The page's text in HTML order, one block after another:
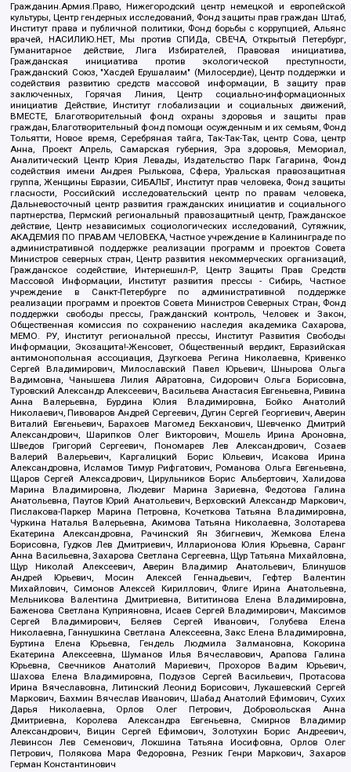
Гражданин.Армия.Право, Нижегородский центр немецкой и европейской
культуры, Центр гендерных исследований, Фонд защиты прав граждан Штаб,
Институт права и публичной политики, Фонд борьбы с коррупцией, Альянс
врачей, НАСИЛИЮ.НЕТ, Мы против СПИДа, СВЕЧА, Открытый Петербург,
Гуманитарное действие, Лига Избирателей, Правовая инициатива,
Гражданская инициатива против экологической преступности,
Гражданский Союз, "Хасдей Ерушалаим" (Милосердие), Центр поддержки и
содействия развитию средств массовой информации, В защиту прав
заключенных, Горячая Линия, Центр социально-информационных
инициатив Действие, Институт глобализации и социальных движений,
ВМЕСТЕ, Благотворительный фонд охраны здоровья и защиты прав
граждан, Благотворительный фонд помощи осужденным и их семьям, Фонд
Тольятти, Новое время, Серебряная тайга, Так-Так-Так, центр Сова, центр
Анна, Проект Апрель, Самарская губерния, Эра здоровья, Мемориал,
Аналитический Центр Юрия Левады, Издательство Парк Гагарина, Фонд
содействия имени Андрея Рылькова, Сфера, Уральская правозащитная
группа, Женщины Евразии, СИБАЛЬТ, Институт прав человека, Фонд защиты
гласности, Российский исследовательский центр по правам человека,
Дальневосточный центр развития гражданских инициатив и социального
партнерства, Пермский региональный правозащитный центр, Гражданское
действие, Центр независимых социологических исследований, Сутяжник,
АКАДЕМИЯ ПО ПРАВАМ ЧЕЛОВЕКА, Частное учреждение в Калининграде по
административной поддержке реализации программ и проектов Совета
Министров северных стран, Центр развития некоммерческих организаций,
Гражданское содействие, Интернешнл-Р, Центр Защиты Прав Средств
Массовой Информации, Институт развития прессы - Сибирь, Частное
учреждение в Санкт-Петербурге по административной поддержке
реализации программ и проектов Совета Министров Северных Стран, Фонд
поддержки свободы прессы, Гражданский контроль, Человек и Закон,
Общественная комиссия по сохранению наследия академика Сахарова,
МЕМО. РУ, Институт региональной прессы, Институт Развития Свободы
Информации, Экозащита!-Женсовет, Общественный вердикт, Евразийская
антимонопольная ассоциация, Дзугкоева Регина Николаевна, Кривенко
Сергей Владимирович, Милославский Павел Юрьевич, Шнырова Ольга
Вадимовна, Чанышева Лилия Айратовна, Сидорович Ольга Борисовна,
Туровский Александр Алексеевич, Васильева Анастасия Евгеньевна, Ривина
Анна Валерьевна, Бурдина Юлия Владимировна, Бойко Анатолий
Николаевич, Пивоваров Андрей Сергеевич, Дугин Сергей Георгиевич, Аверин
Виталий Евгеньевич, Барахоев Магомед Бекханович, Шевченко Дмитрий
Александрович, Шарипков Олег Викторович, Мошель Ирина Ароновна,
Шведов Григорий Сергеевич, Пономарев Лев Александрович, Созаев
Валерий Валерьевич, Каргалицкий Борис Юльевич, Исакова Ирина
Александровна, Исламов Тимур Рифгатович, Романова Ольга Евгеньевна,
Щаров Сергей Алексадрович, Цирульников Борис Альбертович, Халидова
Марина Владимировна, Людевиг Марина Зариевна, Федотова Галина
Анатольевна, Паутов Юрий Анатольевич, Верховский Александр Маркович,
Пислакова-Паркер Марина Петровна, Кочеткова Татьяна Владимировна,
Чуркина Наталья Валерьевна, Акимова Татьяна Николаевна, Золотарева
Екатерина Александровна, Рачинский Ян Збигневич, Жемкова Елена
Борисовна, Гудков Лев Дмитриевич, Илларионова Юлия Юрьевна, Саранг
Анна Васильевна, Захарова Светлана Сергеевна, Щур Татьяна Михайловна,
Щур Николай Алексеевич, Аверин Владимир Анатольевич, Блинушов
Андрей Юрьевич, Мосин Алексей Геннадьевич, Гефтер Валентин
Михайлович, Симонов Алексей Кириллович, Флиге Ирина Анатольевна,
Мельникова Валентина Дмитриевна, Вититинова Елена Владимировна,
Баженова Светлана Куприяновна, Исаев Сергей Владимирович, Максимов
Сергей Владимирович, Беляев Сергей Иванович, Голубева Елена
Николаевна, Ганнушкина Светлана Алексеевна, Закс Елена Владимировна,
Буртина Елена Юрьевна, Гендель Людмила Залмановна, Кокорина
Екатерина Алексеевна, Шуманов Илья Вячеславович, Арапова Галина
Юрьевна, Свечников Анатолий Мариевич, Прохоров Вадим Юрьевич,
Шахова Елена Владимировна, Подузов Сергей Васильевич, Протасова
Ирина Вячеславовна, Литинский Леонид Борисович, Лукашевский Сергей
Маркович, Бахмин Вячеслав Иванович, Шабад Анатолий Ефимович, Сухих
Дарья Николаевна, Орлов Олег Петрович, Добровольская Анна
Дмитриевна, Королева Александра Евгеньевна, Смирнов Владимир
Александрович, Вицин Сергей Ефимович, Золотухин Борис Андреевич,
Левинсон Лев Семенович, Локшина Татьяна Иосифовна, Орлов Олег
Петрович, Полякова Мара Федоровна, Резник Генри Маркович, Захаров
Герман Константинович